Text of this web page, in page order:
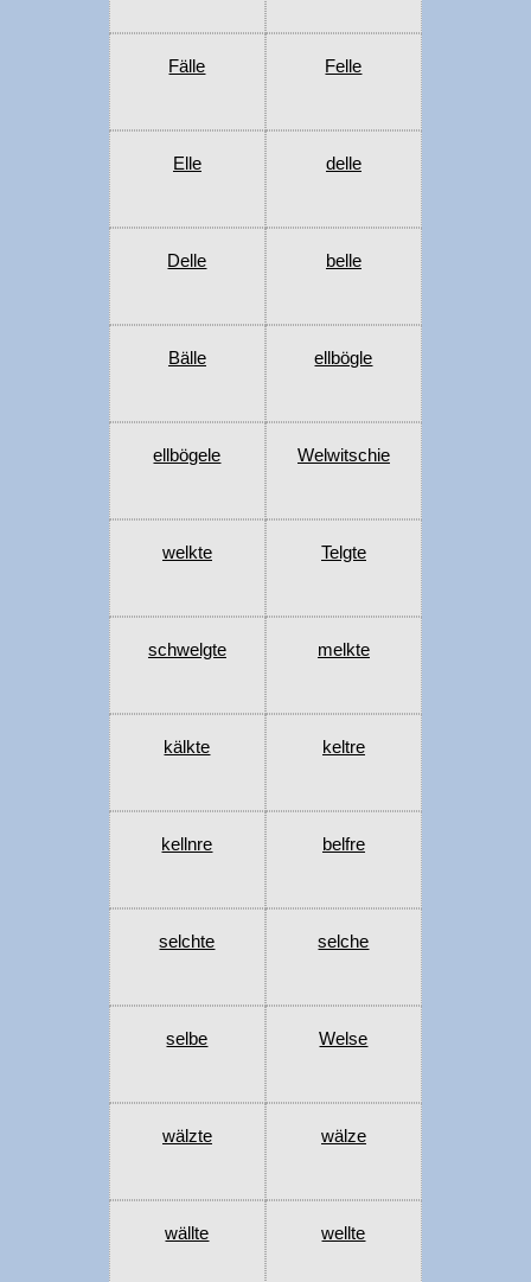
Fälle Felle
Elle delle
Delle belle
Bälle ellbögle
ellbögele Welwitschie
welkte Telgte
schwelgte melkte
kälkte keltre
kellnre belfre
selchte selche
selbe Welse
wälzte wälze
wällte wellte